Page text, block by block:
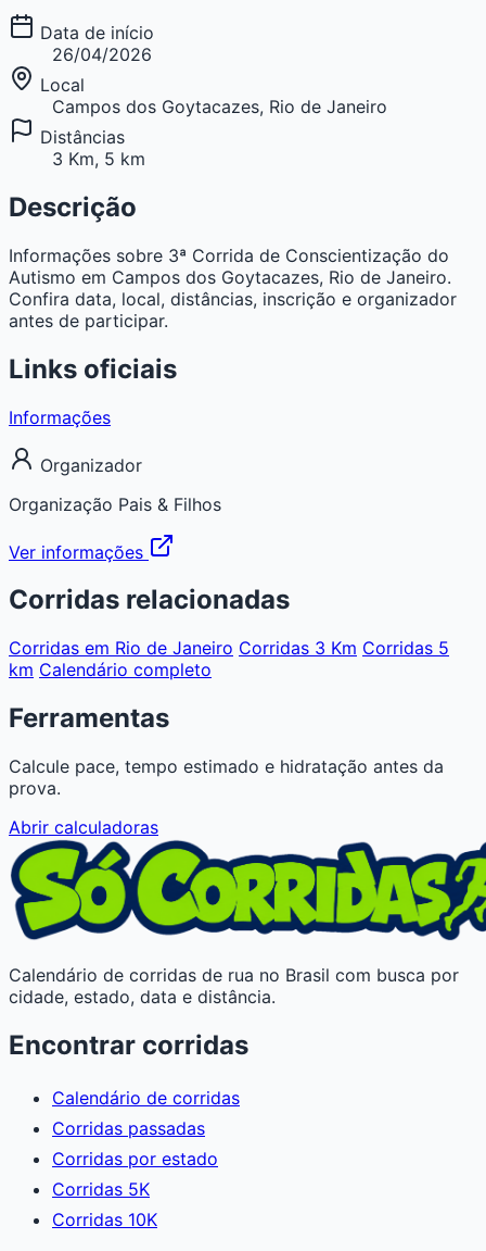
Data de início
26/04/2026
Local
Campos dos Goytacazes, Rio de Janeiro
Distâncias
3 Km, 5 km
Descrição
Informações sobre 3ª Corrida de Conscientização do
Autismo em Campos dos Goytacazes, Rio de Janeiro.
Confira data, local, distâncias, inscrição e organizador
antes de participar.
Links oficiais
Informações
Organizador
Organização Pais & Filhos
Ver informações
Corridas relacionadas
Corridas em Rio de Janeiro Corridas 3 Km Corridas 5
km Calendário completo
Ferramentas
Calcule pace, tempo estimado e hidratação antes da
prova.
Abrir calculadoras
Calendário de corridas de rua no Brasil com busca por
cidade, estado, data e distância.
Encontrar corridas
Calendário de corridas
Corridas passadas
Corridas por estado
Corridas 5K
Corridas 10K